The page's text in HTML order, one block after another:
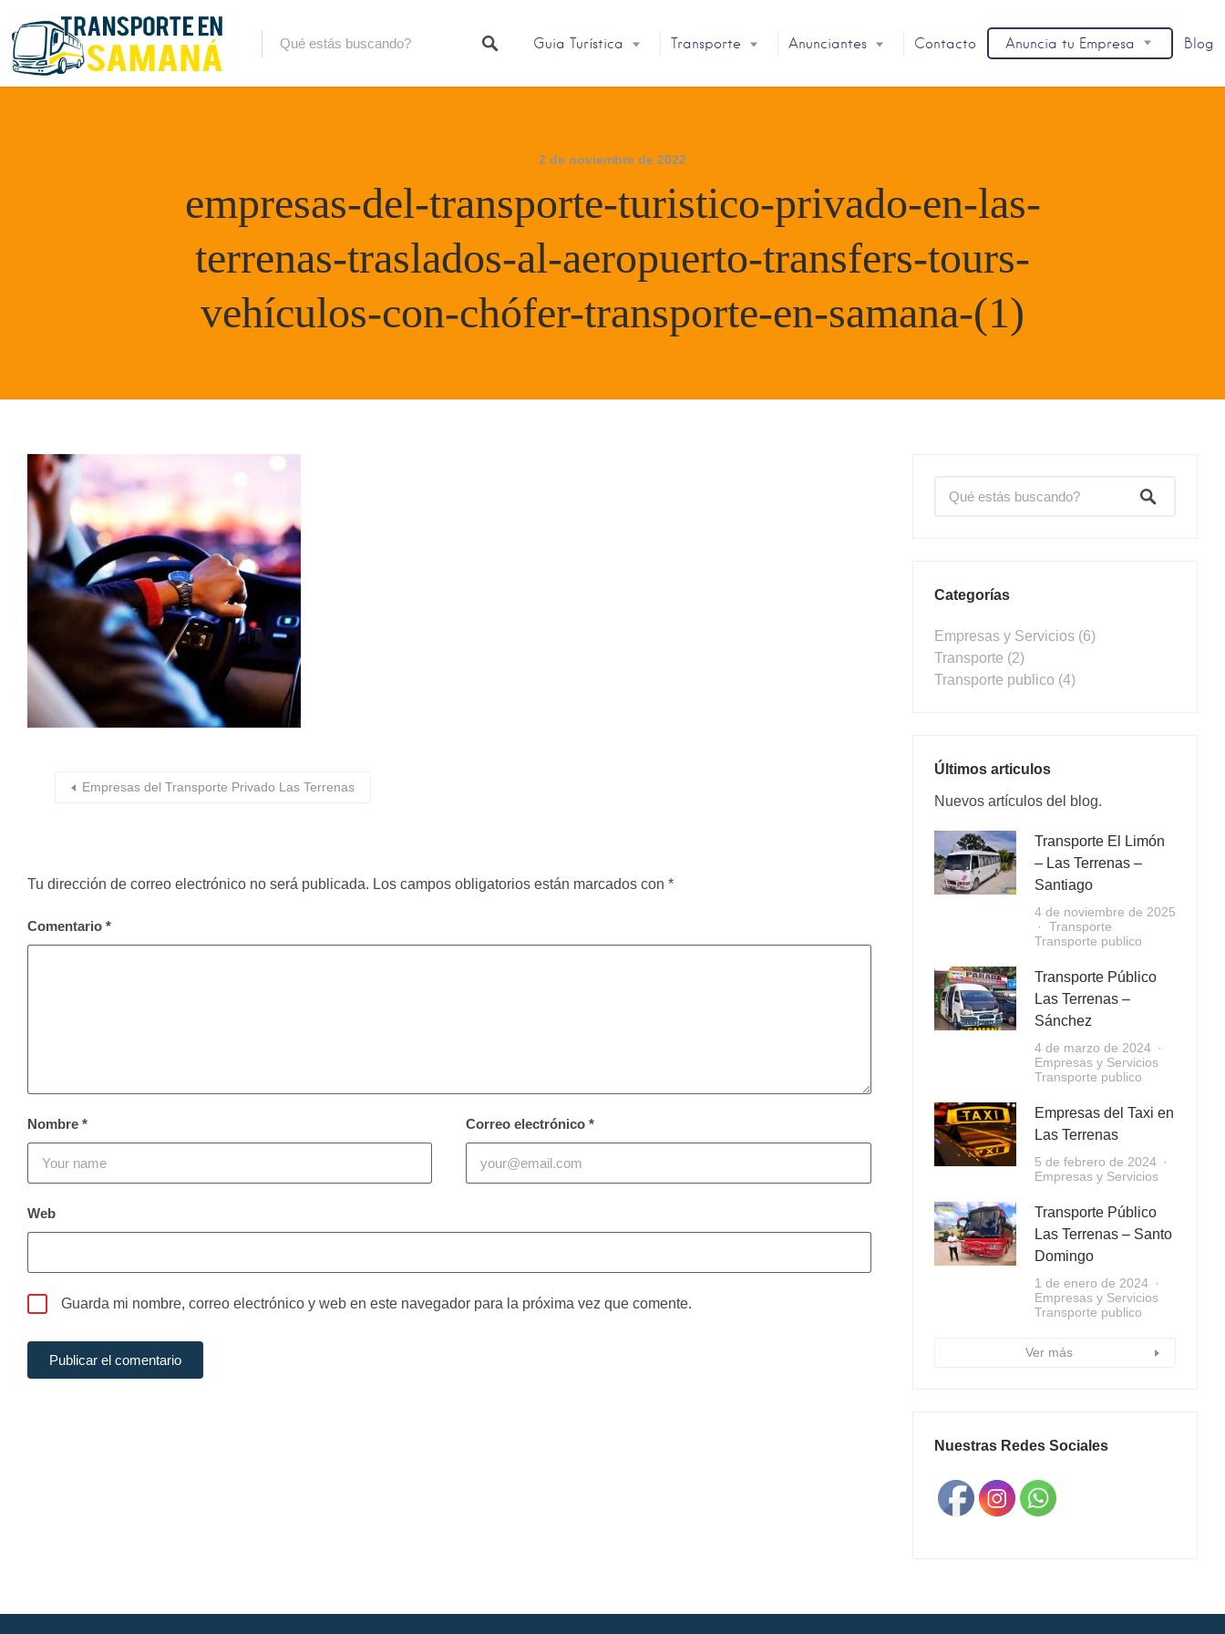
Guia Turística Transporte Anunciantes Contacto Anuncia tu Empresa Blog
2 de noviembre de 2022
empresas-del-transporte-turistico-privado-en-las-
terrenas-traslados-al-aeropuerto-transfers-tours-
vehículos-con-chófer-transporte-en-samana-(1)
Empresas del Transporte Privado Las Terrenas
Tu dirección de correo electrónico no será publicada. Los campos obligatorios están marcados con *
Comentario *
Nombre * Correo electrónico*
Web
Guarda mi nombre, correo electrónico y web en este navegador para la próxima vez que comente.
Categorías
Empresas y Servicios(6)
Transporte (2)
Transporte publico (4)
Últimos articulos
Nuevos artículos del blog.
Transporte El Limón
– Las Terrenas –
Santiago
4 de noviembre de 2025
Transporte
Transporte publico
Transporte Público
Las Terrenas –
Sánchez
4 de marzo de 2024
Empresas y Servicios
Transporte publico
Empresas del Taxi en
Las Terrenas
5 de febrero de 2024
Empresas y Servicios
Transporte Público
Las Terrenas – Santo
Domingo
1 de enero de 2024
Empresas y Servicios
Transporte publico
Ver más
Nuestras Redes Sociales